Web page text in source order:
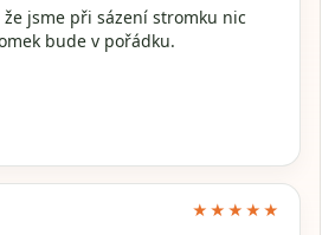
jsme při sázení stromku nic
bude v pořádku.
★★★★★